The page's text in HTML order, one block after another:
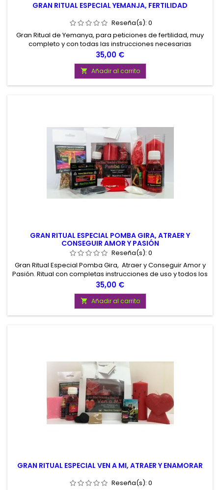
GRAN RITUAL ESPECIAL YEMANJA, FERTILIDAD
Reseña(s): 0
Gran Ritual de Yemanya, para peticiones de fertilidad, muy
completo y con todas las instrucciones necesarias
Precio
35,00 €
 Añadir al carrito
GRAN RITUAL ESPECIAL POMBA GIRA, ATRAER Y
CONSEGUIR AMOR Y PASIÓN
Reseña(s): 0
Gran Ritual Especial Pomba Gira, Atraer y Conseguir Amor y
Pasión. Ritual con completas instrucciones de uso y todos los
elementos necesarios para su realización. Gran Ritual de
Calidad Potenciado Pomba Gira para Atraer y Conseguir
Amor y Pasión. Presentado en atractiva Bolsa de Charol.
Precio
35,00 €
 Añadir al carrito
GRAN RITUAL ESPECIAL VEN A MI, ATRAER Y ENAMORAR
Reseña(s): 0